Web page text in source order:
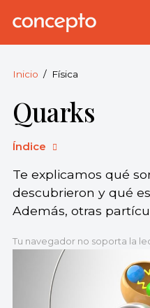
Concepto.
derechos
reservados.
Inicio Física
Quarks
Índice
Te explicamos qué
descubrieron y qué
Además, otras
Tu navegador no soporta la